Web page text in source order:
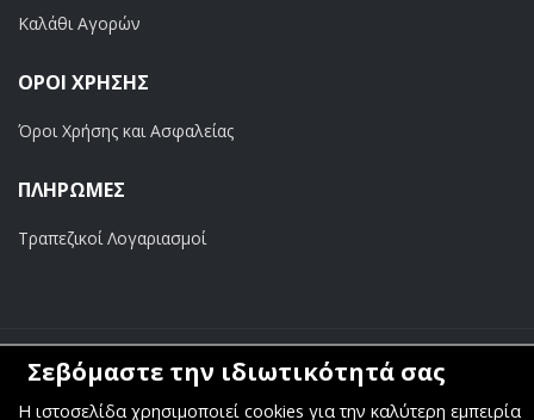
Καλάθι Αγορών
ΟΡΟΙ ΧΡΗΣΗΣ
Όροι Χρήσης και Ασφαλείας
ΠΛΗΡΩΜΕΣ
Τραπεζικοί Λογαριασμοί
Copyright ©Κοσμάς Audio Video. All Rights Reserved
Κατασκευή & ΦιλοξενίαKomvos.gr
Σεβόμαστε την ιδιωτικότητά σας
Η ιστοσελίδα χρησιμοποιεί cookies για την καλύτερη εμπειρία